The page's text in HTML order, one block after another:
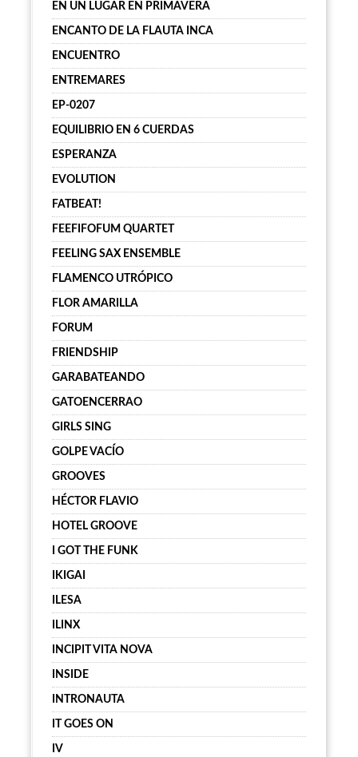
EN UN LUGAR EN PRIMAVERA
ENCANTO DE LA FLAUTA INCA
ENCUENTRO
ENTREMARES
EP-0207
EQUILIBRIO EN 6 CUERDAS
ESPERANZA
EVOLUTION
FATBEAT!
FEEFIFOFUM QUARTET
FEELING SAX ENSEMBLE
FLAMENCO UTRÓPICO
FLOR AMARILLA
FORUM
FRIENDSHIP
GARABATEANDO
GATOENCERRAO
GIRLS SING
GOLPE VACÍO
GROOVES
HÉCTOR FLAVIO
HOTEL GROOVE
I GOT THE FUNK
IKIGAI
ILESA
ILINX
INCIPIT VITA NOVA
INSIDE
INTRONAUTA
IT GOES ON
IV